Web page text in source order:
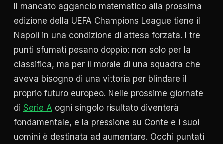
Il mancato aggancio matematico alla prossima
edizione della UEFA Champions League tiene il
Napoli in una condizione di attesa forzata. I tre
punti sfumati pesano doppio: non solo per la
classifica, ma per il morale di una squadra che
aveva bisogno di una vittoria per blindare il
proprio futuro europeo. Nelle prossime giornate
di Serie A ogni singolo risultato diventerà
fondamentale, e la pressione su Conte e i suoi
uomini è destinata ad aumentare. Occhi puntati